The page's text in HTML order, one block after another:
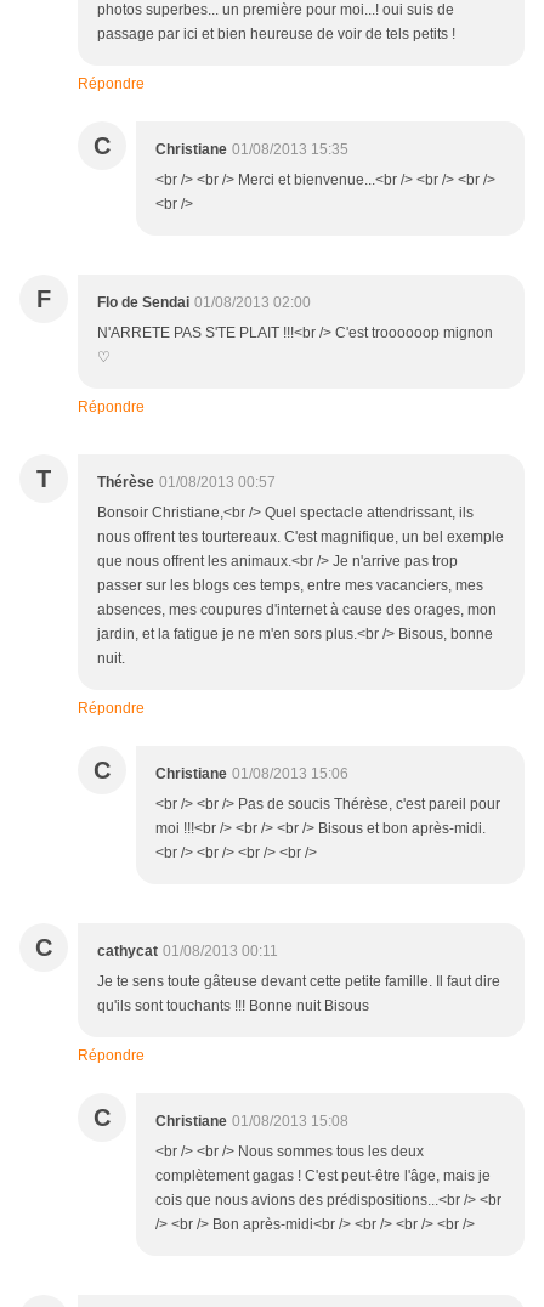
photos superbes... un première pour moi...! oui suis de
passage par ici et bien heureuse de voir de tels petits !
Répondre
C Christiane 01/08/2013 15:35
<br /> <br /> Merci et bienvenue...<br /> <br /> <br />
<br />
F Flo de Sendai 01/08/2013 02:00
N'ARRETE PAS S'TE PLAIT !!!<br /> C'est troooooop mignon
♡
Répondre
T Thérèse 01/08/2013 00:57
Bonsoir Christiane,<br /> Quel spectacle attendrissant, ils
nous offrent tes tourtereaux. C'est magnifique, un bel exemple
que nous offrent les animaux.<br /> Je n'arrive pas trop
passer sur les blogs ces temps, entre mes vacanciers, mes
absences, mes coupures d'internet à cause des orages, mon
jardin, et la fatigue je ne m'en sors plus.<br /> Bisous, bonne
nuit.
Répondre
C Christiane 01/08/2013 15:06
<br /> <br /> Pas de soucis Thérèse, c'est pareil pour
moi !!!<br /> <br /> <br /> Bisous et bon après-midi.
<br /> <br /> <br /> <br />
C cathycat 01/08/2013 00:11
Je te sens toute gâteuse devant cette petite famille. Il faut dire
qu'ils sont touchants !!! Bonne nuit Bisous
Répondre
C Christiane 01/08/2013 15:08
<br /> <br /> Nous sommes tous les deux
complètement gagas ! C'est peut-être l'âge, mais je
cois que nous avions des prédispositions...<br /> <br
/> <br /> Bon après-midi<br /> <br /> <br /> <br />